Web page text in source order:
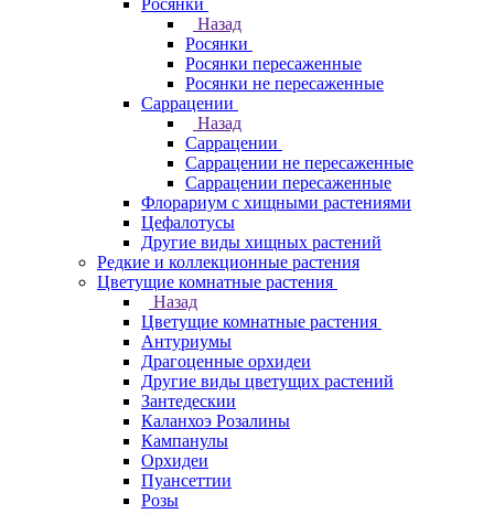
Росянки
Назад
Росянки
Росянки пересаженные
Росянки не пересаженные
Саррацении
Назад
Саррацении
Саррацении не пересаженные
Саррацении пересаженные
Флорариум с хищными растениями
Цефалотусы
Другие виды хищных растений
Редкие и коллекционные растения
Цветущие комнатные растения
Назад
Цветущие комнатные растения
Антуриумы
Драгоценные орхидеи
Другие виды цветущих растений
Зантедескии
Каланхоэ Розалины
Кампанулы
Орхидеи
Пуансеттии
Розы